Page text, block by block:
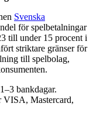
Svenska
för spelbetalningar
till under 15 procent i
striktare gränser för
till spelbolag,
bankdagar.
VISA, Mastercard,